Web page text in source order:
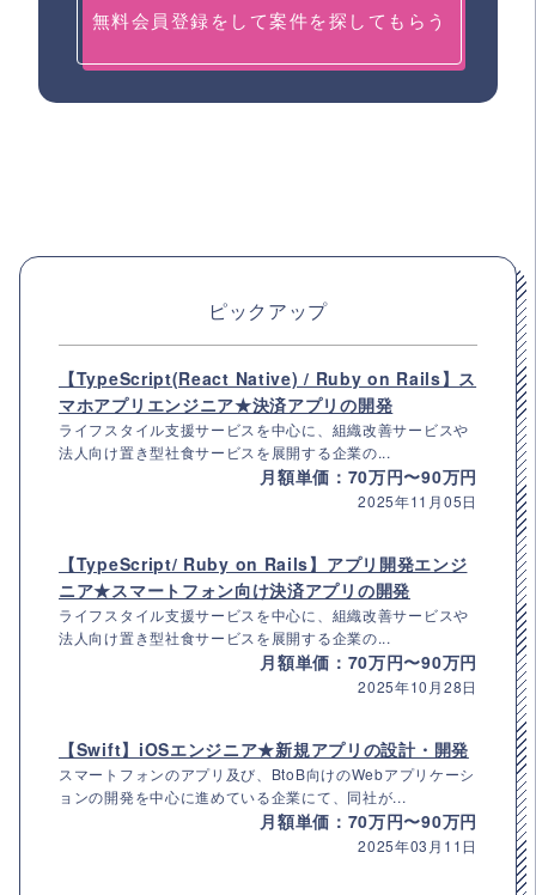
無料会員登録をして案件を探してもらう
ピックアップ
【TypeScript(React Native) / Ruby on Rails】ス
マホアプリエンジニア★決済アプリの開発
ライフスタイル支援サービスを中心に、組織改善サービスや
法人向け置き型社食サービスを展開する企業の...
月額単価：70万円〜90万円
2025年11月05日
【TypeScript/ Ruby on Rails】アプリ開発エンジ
ニア★スマートフォン向け決済アプリの開発
ライフスタイル支援サービスを中心に、組織改善サービスや
法人向け置き型社食サービスを展開する企業の...
月額単価：70万円〜90万円
2025年10月28日
【Swift】iOSエンジニア★新規アプリの設計・開発
スマートフォンのアプリ及び、BtoB向けのWebアプリケーシ
ョンの開発を中心に進めている企業にて、同社が...
月額単価：70万円〜90万円
2025年03月11日